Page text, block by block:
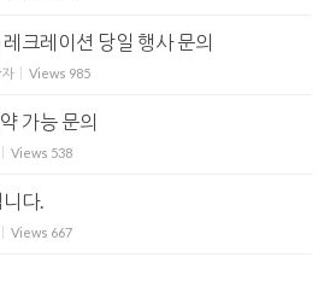
크레이션 당일 행사 문의
Views 985
가능 문의
Views 538
다.
Views 667